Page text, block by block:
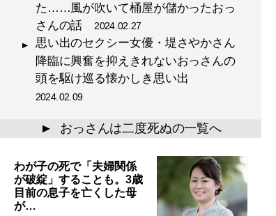
た……風が吹いて桶屋が儲かったおっ
さんの話 2024.02.27
思い出のセクシー女優・堤さやかさん
降臨に興奮を抑えきれないおっさんの
頭を駆け巡る懐かしき思い出
2024.02.09
▲ おっさんは二度死ぬの一覧へ
わが子の死で「夫婦関係
が破綻」することも。3歳
目前の息子を亡くした母
が…